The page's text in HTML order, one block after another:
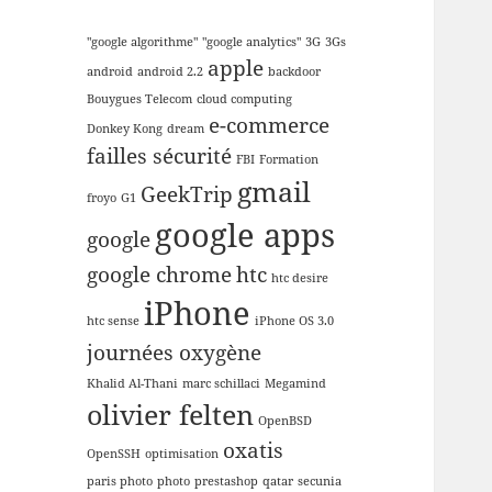
"google algorithme" "google analytics" 3G 3Gs
android android 2.2 apple backdoor
Bouygues Telecom cloud computing
Donkey Kong dream e-commerce
failles sécurité FBI Formation
froyo G1 GeekTrip gmail
googlegoogle apps
google chromehtc htc desire
htc sense iPhone iPhone OS 3.0
journées oxygène
Khalid Al-Thani marc schillaci Megamind
olivier felten OpenBSD
OpenSSH optimisation oxatis
paris photo photo prestashop qatar secunia